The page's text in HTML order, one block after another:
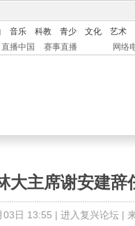
音乐 科教 青少 文化
艺术
直播中国 赛事直播 网络
大主席谢安建辞
03日 13:55 | 进入复兴论坛|